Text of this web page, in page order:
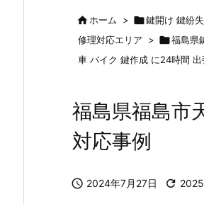
ホーム > 鍵開け 鍵紛
修理対応エリア
> 福島県
車 バイク 鍵作成 に24時間 出
福島県福島市
対応事例
 2024年7月27日 